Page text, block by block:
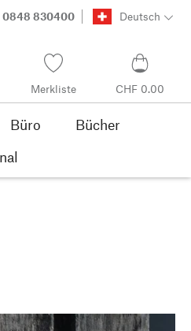
0848 830400 Deutsch
Merkliste CHF 0.00
Büro
Bücher